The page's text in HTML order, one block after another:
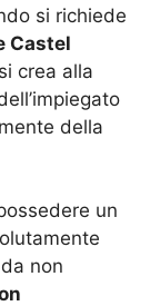
si richiede
Castel
crea alla
della
un
non